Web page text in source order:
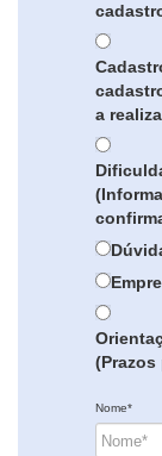
a
(Prazos
Nome*